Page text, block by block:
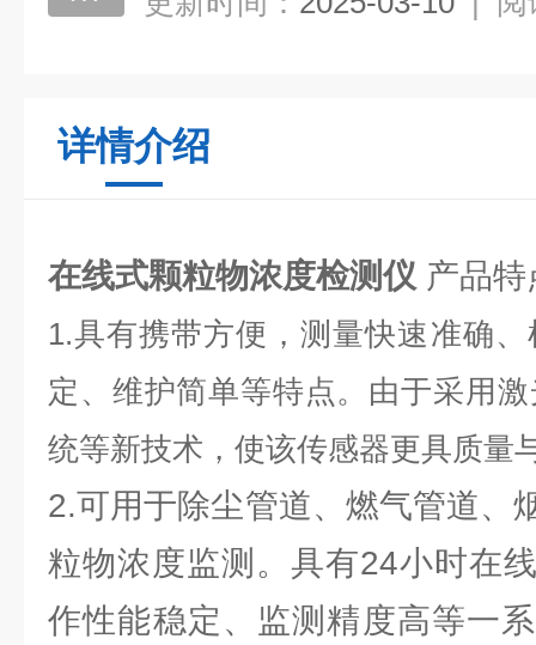
详情介绍
在线式颗粒物浓度检测仪 产品特
1.具有携带方便，测量快速准确
定、维护简单等特点。由于采用
统等新技术，使该传感器更具质量
2.可用于除尘管道、燃气管道、
粒物浓度监测。具有24小时在
作性能稳定、监测精度高等一